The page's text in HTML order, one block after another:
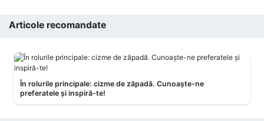
Articole recomandate
În rolurile principale: cizme de zăpadă. Cunoaște-ne
preferatele și inspiră-te!